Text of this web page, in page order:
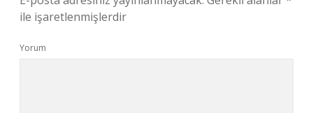
ile işaretlenmişlerdir
Yorum